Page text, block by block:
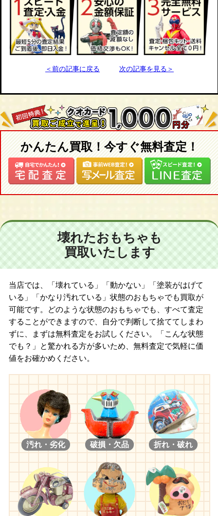
＜前の記事に戻る 次の記事を見る＞
かんたん買取！今すぐ無料査定！
壊れたおもちゃも
買取いたします
当店では、「壊れている」「動かない」「塗装がはげて
いる」「かなり汚れている」状態のおもちゃでも買取が
可能です。どのような状態のおもちゃでも、すべて査定
することができますので、自分で判断して捨ててしまわ
ずに、まずは無料査定をお試しください。「こんな状態
でも？」と驚かれる方が多いため、無料査定で気軽に価
値をお確かめください。
汚れ・劣化 破損・欠品 折れ・破れ